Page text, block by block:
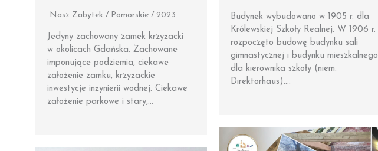
Budynek wybudowano w 1905 r. dla
Królewskiej Szkoły Realnej. W 1906 r.
rozpoczęto budowę budynku sali
gimnastycznej i budynku mieszkalnego
dla kierownika szkoły (niem.
Direktorhaus)….
Nasz Zabytek / Pomorskie / 2023
Jedyny zachowany zamek krzyżacki
w okolicach Gdańska. Zachowane
imponujące podziemia, ciekawe
założenie zamku, krzyżackie
inwestycje inżynierii wodnej. Ciekawe
założenie parkowe i stary,…